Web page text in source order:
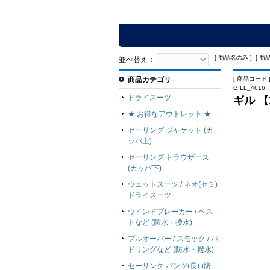
並べ替え： [ 商品名のみ ] [ 商
[ 商品コード
GILL_4616
ギル
商品カテゴリ
ドライスーツ
★ お得なアウトレット ★
セーリング ジャケット (カ
ッパ上)
セーリング トラウザース
(カッパ下)
ウェットスーツ / ネオ(セミ)
ドライスーツ
ウインドブレーカー / ベス
トなど (防水・撥水)
プルオーバー / スモック / パ
ドリングなど (防水・撥水)
セーリング パンツ(長) (防